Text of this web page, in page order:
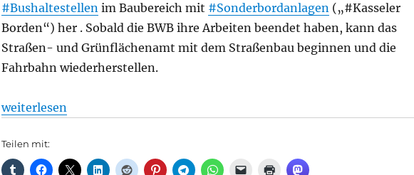
#Bushaltestellenim Baubereich mit #Sonderbordanlagen(„#Kasseler
Borden“) her . Sobald die BWB ihre Arbeiten beendet haben, kann das
Straßen- und Grünflächenamt mit dem Straßenbau beginnen und die
Fahrbahn wiederherstellen.
„Havarie-Baustelle in der Wegedornstraße in Altglienicke, aus VIZ
weiterlesen
Teilen mit: